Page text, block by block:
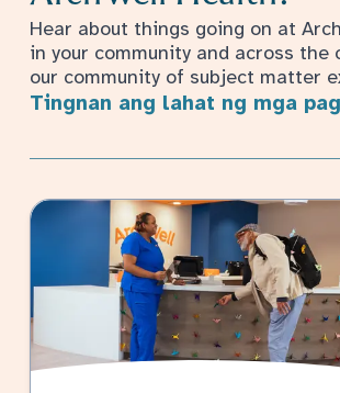
Hear about things going on at
in your community and across the
our community of subject matter
Tingnan ang lahat ng mga